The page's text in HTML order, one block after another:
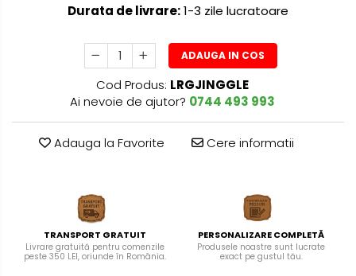
Durata de livrare:1-3 zile lucratoare
ADAUGA IN COS
Cod Produs: LRGJINGGLE
Ai nevoie de ajutor? 0744 493 993
Adauga la Favorite Cere informatii
TRANSPORT GRATUIT
Livrare gratuită pentru comenzile
peste 350 LEI, oriunde în România.
PERSONALIZARE COMPLETĂ
Produsele noastre sunt lucrate
exact pe gustul tău.